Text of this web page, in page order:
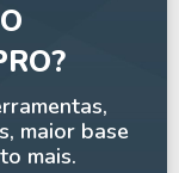
maior base
mais.